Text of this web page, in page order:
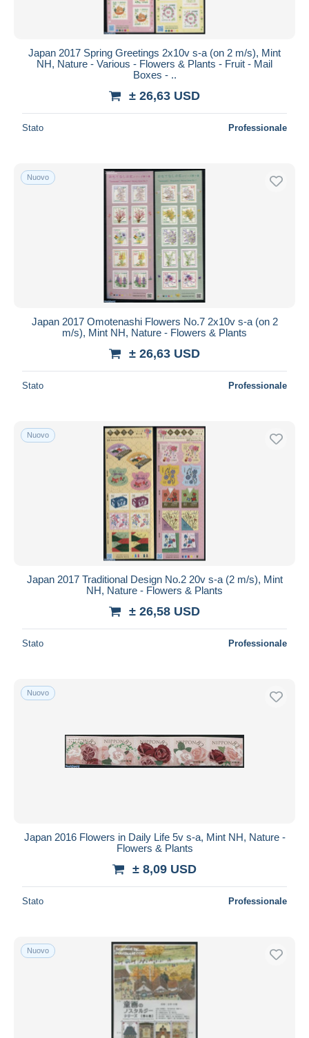
Japan 2017 Spring Greetings 2x10v s-a (on 2 m/s), Mint
NH, Nature - Various - Flowers & Plants - Fruit - Mail
Boxes - ..
± 26,63 USD
Stato Professionale
Nuovo
Japan 2017 Omotenashi Flowers No.7 2x10v s-a (on 2
m/s), Mint NH, Nature - Flowers & Plants
± 26,63 USD
Stato Professionale
Nuovo
Japan 2017 Traditional Design No.2 20v s-a (2 m/s), Mint
NH, Nature - Flowers & Plants
± 26,58 USD
Stato Professionale
Nuovo
Japan 2016 Flowers in Daily Life 5v s-a, Mint NH, Nature -
Flowers & Plants
± 8,09 USD
Stato Professionale
Nuovo